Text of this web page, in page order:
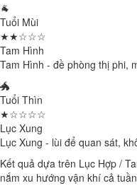
🐐
Tuổi Mùi
★★☆☆☆
Tam Hình
Tam Hình - đề phòng thị phi,
🐲
Tuổi Thìn
★☆☆☆☆
Lục Xung
Lục Xung - lùi để quan sát,
Kết quả dựa trên Lục Hợp /
nắm xu hướng vận khí cả